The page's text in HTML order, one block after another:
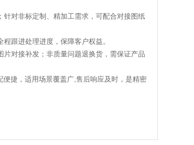
对非标定制、精加工需求，可配合对接图纸
跟进处理进度，保障客户权益。
对接补发；非质量问题退换货，需保证产品
捷，适用场景覆盖广,售后响应及时，是精密